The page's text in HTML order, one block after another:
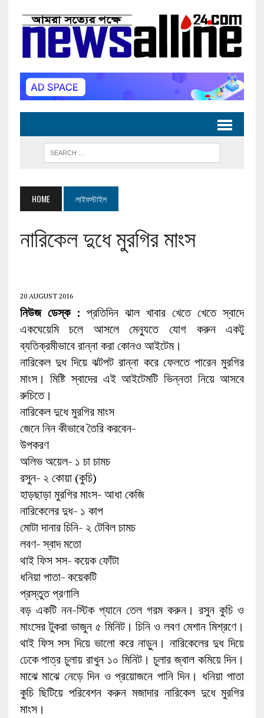
HOME লাইফস্টাইল
নারিকেল দুধে মুরগির মাংস
20 AUGUST 2016
নিউজ ডেস্ক : প্রতিদিন ঝাল খাবার খেতে খেতে স্বাদে
একঘেয়েমি চলে আসলে মেন্যুতে যোগ করুন একটু
ব্যতিক্রমীভাবে রান্না করা কোনও আইটেম।
নারিকেল দুধ দিয়ে ঝটপট রান্না করে ফেলতে পারেন মুরগির
মাংস। মিষ্টি স্বাদের এই আইটেমটি ভিন্নতা নিয়ে আসবে
রুচিতে।
নারিকেল দুধে মুরগির মাংস
জেনে নিন কীভাবে তৈরি করবেন-
উপকরণ
অলিভ অয়েল- ১ চা চামচ
রসুন- ২ কোয়া (কুচি)
হাড়ছাড়া মুরগির মাংস- আধা কেজি
নারিকেলের দুধ- ১ কাপ
মোটা দানার চিনি- ২ টেবিল চামচ
লবণ- স্বাদ মতো
থাই ফিস সস- কয়েক ফোঁটা
ধনিয়া পাতা- কয়েকটি
প্রস্তুত প্রণালি
বড় একটি নন-স্টিক প্যানে তেল গরম করুন। রসুন কুচি ও
মাংসের টুকরা ভাজুন ৫ মিনিট। চিনি ও লবণ মেশান মিশ্রণে।
থাই ফিস সস দিয়ে ভালো করে নাড়ুন। নারিকেলের দুধ দিয়ে
ঢেকে পাত্র চুলায় রাখুন ১০ মিনিট। চুলার জ্বাল কমিয়ে দিন।
মাঝে মাঝে নেড়ে দিন ও প্রয়োজনে পানি দিন। ধনিয়া পাতা
কুচি ছিটিয়ে পরিবেশন করুন মজাদার নারিকেল দুধে মুরগির
মাংস।